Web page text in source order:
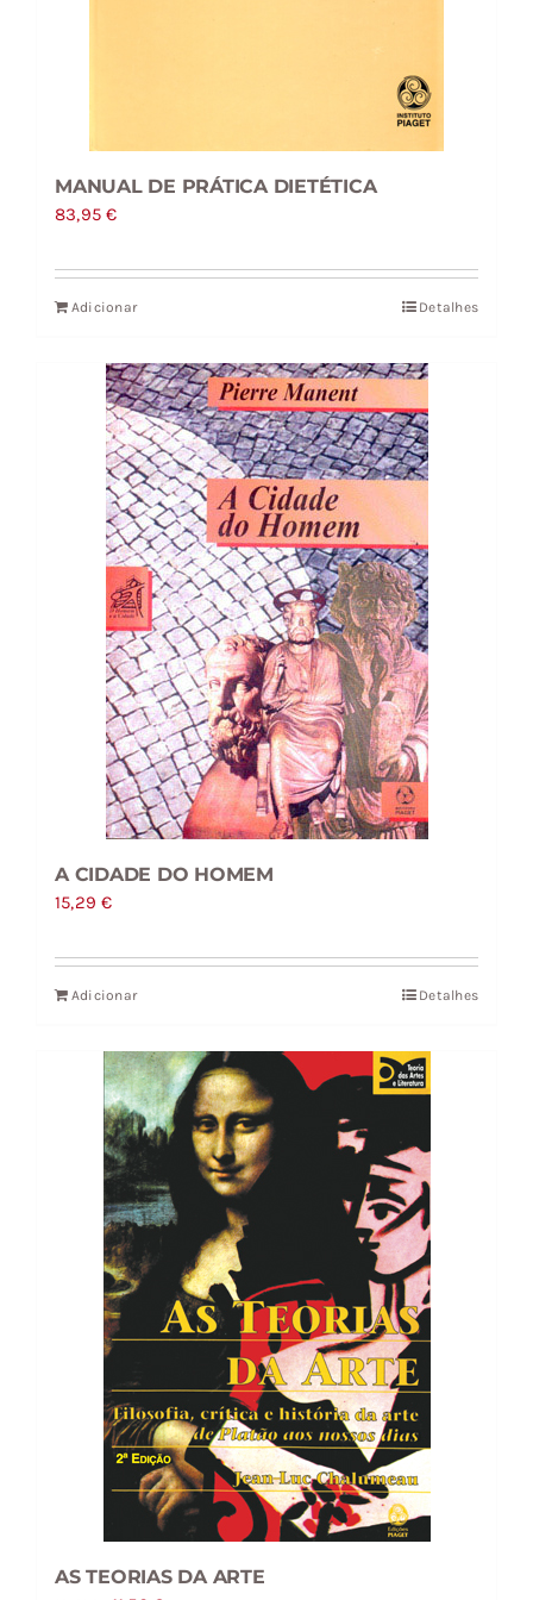
MANUAL DE PRÁTICA DIETÉTICA
83,95€
Adicionar Detalhes
A CIDADE DO HOMEM
15,29€
Adicionar Detalhes
AS TEORIAS DA ARTE